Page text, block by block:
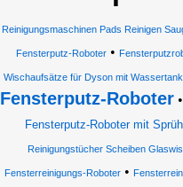
Reinigungsmaschinen Pads Reinigen
Fensterputz-Roboter •
Wischaufsätze für Dyson mit Wassertank
Fensterputz-Roboter
Fensterputz-Roboter mit
Reinigungstücher Scheiben
Fensterreinigungs-Roboter •